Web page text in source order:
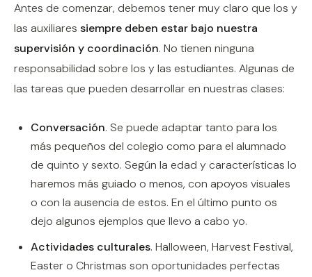
Antes de comenzar, debemos tener muy claro que los y
las auxiliares siempre deben estar bajo nuestra
supervisión y coordinación. No tienen ninguna
responsabilidad sobre los y las estudiantes. Algunas de
las tareas que pueden desarrollar en nuestras clases:
Conversación. Se puede adaptar tanto para los
más pequeños del colegio como para el alumnado
de quinto y sexto. Según la edad y características lo
haremos más guiado o menos, con apoyos visuales
o con la ausencia de estos. En el último punto os
dejo algunos ejemplos que llevo a cabo yo.
Actividades culturales. Halloween, Harvest Festival,
Easter o Christmas son oportunidades perfectas